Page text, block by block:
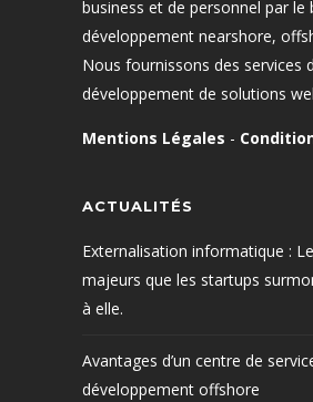
business et de personnel par le
développement nearshore,
Nous fournissons des services
développement de solutions
Mentions Légales -
ACTUALITÉS
Externalisation informatique :
majeurs que les startups
à elle.
Avantages d’un centre de
développement offshore